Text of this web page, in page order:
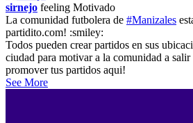
sirnejo feeling Motivado
La comunidad futbolera de #Manizales
partidito.com! :smiley:
Todos pueden crear partidos en sus
ciudad para motivar a la comunidad a
promover tus partidos aqui!
See More